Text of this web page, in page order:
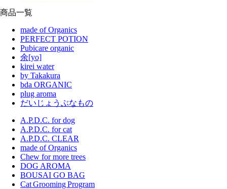
商品一覧
made of Organics
PERFECT POTION
Pubicare organic
余[yo]
kirei water
by Takakura
bda ORGANIC
plug aroma
だいじょうぶなもの
A.P.D.C. for dog
A.P.D.C. for cat
A.P.D.C. CLEAR
made of Organics
Chew for more trees
DOG AROMA
BOUSAI GO BAG
Cat Grooming Program